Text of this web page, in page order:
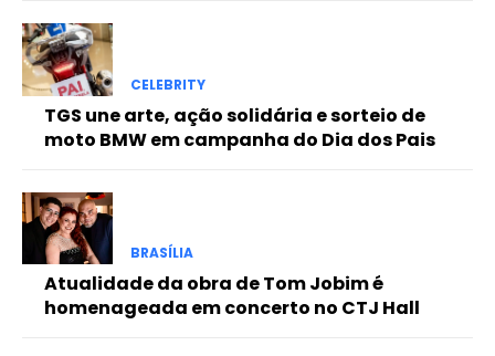
Pro
Full member access:
Etiam est nibh, lobortis sit
Ut mollis pellentesque tortor
Nullam eu erat condimentum
Donec quis est ac felis
Orci varius natoque dolor
CELEBRITY
TGS une arte, ação solidária e sorteio de
moto BMW em campanha do Dia dos Pais
BRASÍLIA
Atualidade da obra de Tom Jobim é
homenageada em concerto no CTJ Hall